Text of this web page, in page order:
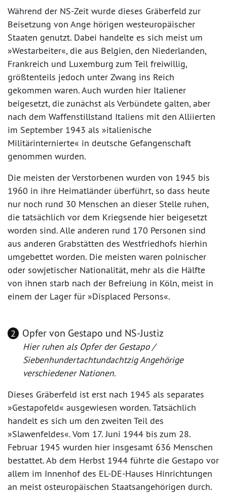
Während der NS-Zeit wurde dieses Gräberfeld zur
Beisetzung von Ange hörigen westeuropäischer
Staaten genutzt. Dabei handelte es sich meist um
»Westarbeiter«, die aus Belgien, den Niederlanden,
Frankreich und Luxemburg zum Teil freiwillig,
größtenteils jedoch unter Zwang ins Reich
gekommen waren. Auch wurden hier Italiener
beigesetzt, die zunächst als Verbündete galten, aber
nach dem Waffenstillstand Italiens mit den Alliierten
im September 1943 als »italienische
Militärinternierte« in deutsche Gefangenschaft
genommen wurden.
Die meisten der Verstorbenen wurden von 1945 bis
1960 in ihre Heimatländer überführt, so dass heute
nur noch rund 30 Menschen an dieser Stelle ruhen,
die tatsächlich vor dem Kriegsende hier beigesetzt
worden sind. Alle anderen rund 170 Personen sind
aus anderen Grabstätten des Westfriedhofs hierhin
umgebettet worden. Die meisten waren polnischer
oder sowjetischer Nationalität, mehr als die Hälfte
von ihnen starb nach der Befreiung in Köln, meist in
einem der Lager für »Displaced Persons«.
2 Opfer von Gestapo und NS-Justiz
Hier ruhen als Opfer der Gestapo /
Siebenhundertachtundachtzig Angehörige
verschiedener Nationen.
Dieses Gräberfeld ist erst nach 1945 als separates
»Gestapofeld« ausgewiesen worden. Tatsächlich
handelt es sich um den zweiten Teil des
»Slawenfeldes«. Vom 17. Juni 1944 bis zum 28.
Februar 1945 wurden hier insgesamt 636 Menschen
bestattet. Ab dem Herbst 1944 führte die Gestapo vor
allem im Innenhof des EL-DE-Hauses Hinrichtungen
an meist osteuropäischen Staatsangehörigen durch.